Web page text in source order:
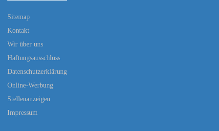
Sitemap
Kontakt
Wir über uns
Haftungsausschluss
Datenschutzerklärung
Online-Werbung
Stellenanzeigen
Impressum